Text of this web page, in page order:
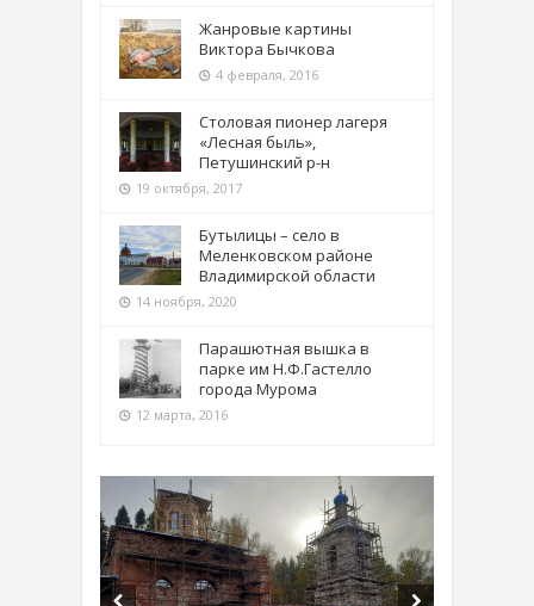
Жанровые картины
Виктора Бычкова
4 февраля, 2016
Столовая пионер лагеря
«Лесная быль»,
Петушинский р-н
19 октября, 2017
Бутылицы – село в
Меленковском районе
Владимирской области
14 ноября, 2020
Парашютная вышка в
парке им Н.Ф.Гастелло
города Мурома
12 марта, 2016